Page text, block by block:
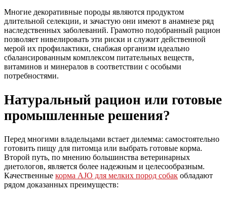
Многие декоративные породы являются продуктом
длительной селекции, и зачастую они имеют в анамнезе ряд
наследственных заболеваний. Грамотно подобранный рацион
позволяет нивелировать эти риски и служит действенной
мерой их профилактики, снабжая организм идеально
сбалансированным комплексом питательных веществ,
витаминов и минералов в соответствии с особыми
потребностями.
Натуральный рацион или готовые
промышленные решения?
Перед многими владельцами встает дилемма: самостоятельно
готовить пищу для питомца или выбрать готовые корма.
Второй путь, по мнению большинства ветеринарных
диетологов, является более надежным и целесообразным.
Качественные корма AJO для мелких пород собак обладают
рядом доказанных преимуществ: